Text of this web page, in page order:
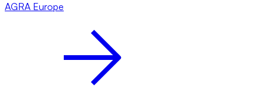
AGRA Europe